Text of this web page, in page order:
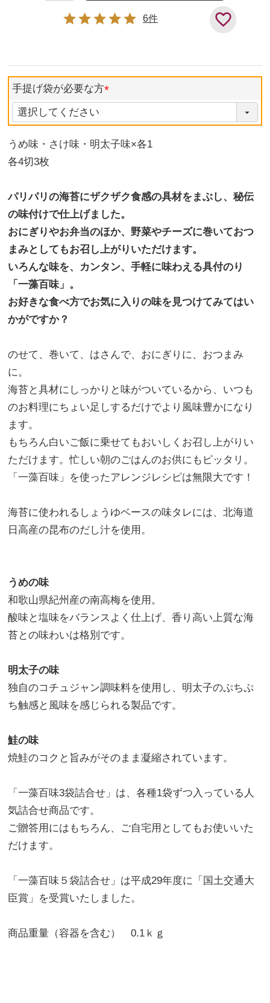
6
手提げ袋が必要な方
うめ味・さけ味・明太子味×各1
各4切3枚
パリパリの海苔にザクザク食感の具材をまぶし、秘伝
の味付けで仕上げました。
おにぎりやお弁当のほか、野菜やチーズに巻いておつ
まみとしてもお召し上がりいただけます。
いろんな味を、カンタン、手軽に味わえる具付のり
「一藻百味」。
お好きな食べ方でお気に入りの味を見つけてみてはい
かがですか？
のせて、巻いて、はさんで、おにぎりに、おつまみ
に。
海苔と具材にしっかりと味がついているから、いつも
のお料理にちょい足しするだけでより風味豊かになり
ます。
もちろん白いご飯に乗せてもおいしくお召し上がりい
ただけます。忙しい朝のごはんのお供にもピッタリ。
「一藻百味」を使ったアレンジレシピは無限大です！
海苔に使われるしょうゆベースの味タレには、北海道
日高産の昆布のだし汁を使用。
うめの味
和歌山県紀州産の南高梅を使用。
酸味と塩味をバランスよく仕上げ、香り高い上質な海
苔との味わいは格別です。
明太子の味
独自のコチュジャン調味料を使用し、明太子のぷちぷ
ち触感と風味を感じられる製品です。
鮭の味
焼鮭のコクと旨みがそのまま凝縮されています。
「一藻百味3袋詰合せ」は、各種1袋ずつ入っている人
気詰合せ商品です。
ご贈答用にはもちろん、ご自宅用としてもお使いいた
だけます。
「一藻百味５袋詰合せ」は平成29年度に「国土交通大
臣賞」を受賞いたしました。
商品重量（容器を含む） 0.1ｋｇ